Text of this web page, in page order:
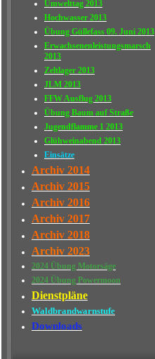
Umwelttag 2013
Hochwasser 2013
Übung Güllefass 09. Juni 2013
Erwachsenenleistungsmarsch
2013
Zeltlager 2013
JLM 2013
FFW Ausflug 2013
Übung Baum auf Straße
Jugendflamme 1 2013
Glühweinabend 2013
Einsätze
Archiv 2014
Archiv 2015
Archiv 2016
Archiv 2017
Archiv 2018
Archiv 2023
2024 Übung Motorsäge
2024 Übung Powermoon
Dienstpläne
Waldbrandwarnstufe
Downloads